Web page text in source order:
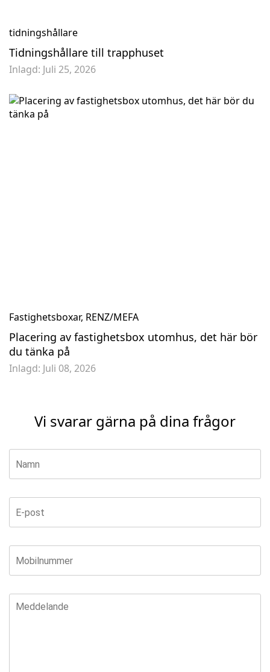
tidningshållare
Tidningshållare till trapphuset
Inlagd: Juli 25, 2026
Fastighetsboxar, RENZ/MEFA
Placering av fastighetsbox utomhus, det här bör
du tänka på
Inlagd: Juli 08, 2026
Vi svarar gärna på dina frågor